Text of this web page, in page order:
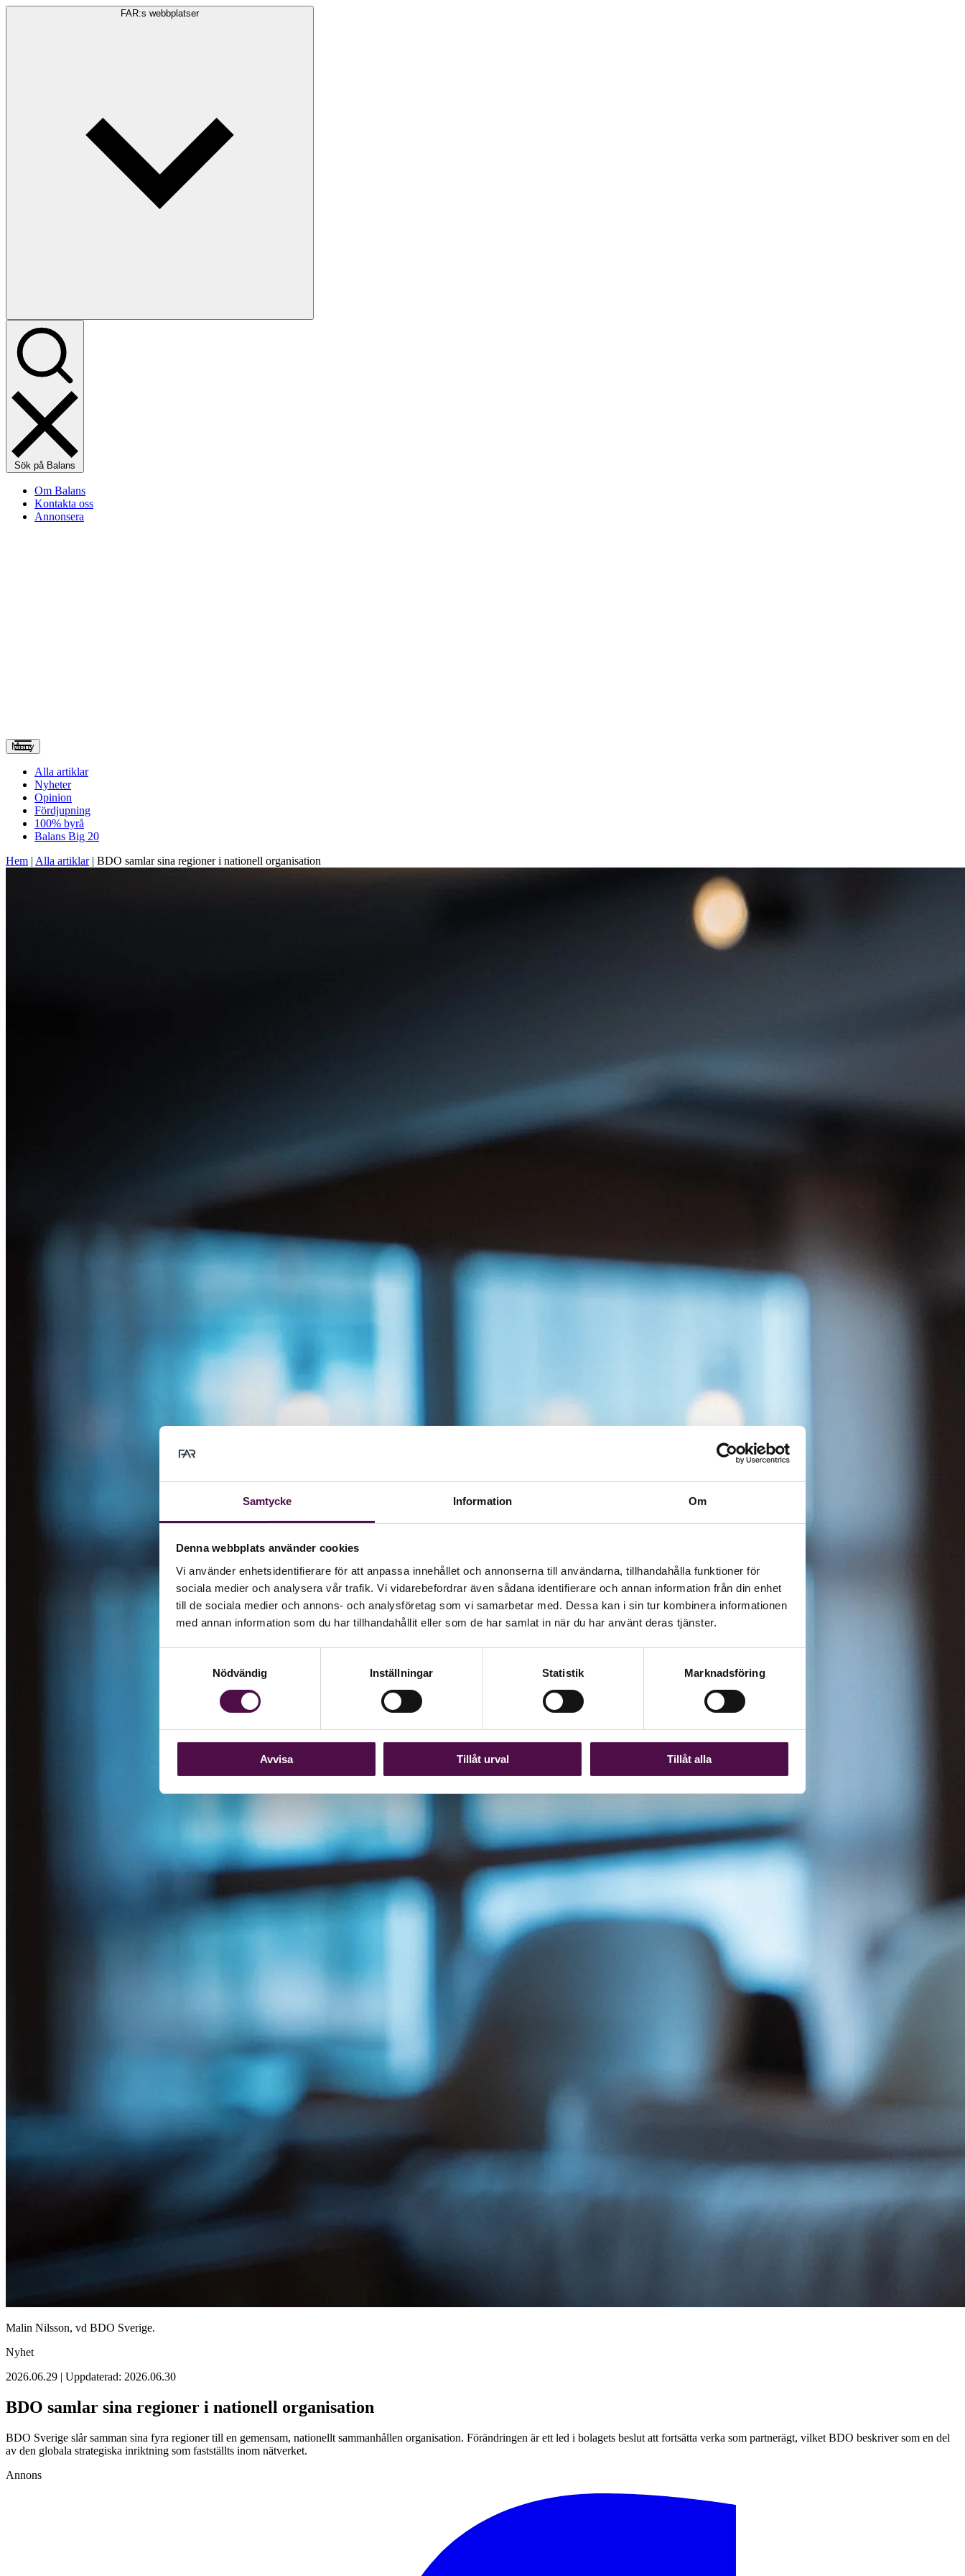
Samtycke Information Om
Denna webbplats använder cookies
Vi använder enhetsidentifierare för att anpassa innehållet och annonserna till användarna, tillhandahålla funktioner för
sociala medier och analysera vår trafik. Vi vidarebefordrar även sådana identifierare och annan information från din enhet
till de sociala medier och annons- och analysföretag som vi samarbetar med. Dessa kan i sin tur kombinera informationen
med annan information som du har tillhandahållit eller som de har samlat in när du har använt deras tjänster.
Nödvändig
Inställningar Statistik Marknadsföring
Avvisa Tillåt urval Tillåt alla
FAR:s webbplatser
Sök på Balans
Om Balans
Kontakta oss
Annonsera
Meny
Alla artiklar
Nyheter
Opinion
Fördjupning
100% byrå
Balans Big 20
Hem | Alla artiklar| BDO samlar sina regioner i nationell organisation
Malin Nilsson, vd BDO Sverige.
Nyhet
2026.06.29 | Uppdaterad: 2026.06.30
BDO samlar sina regioner i nationell organisation
BDO Sverige slår samman sina fyra regioner till en gemensam, nationellt sammanhållen organisation. Förändringen är ett led i bolagets beslut att fortsätta verka som partnerägt, vilket BDO beskriver som en del
av den globala strategiska inriktning som fastställts inom nätverket.
Annons